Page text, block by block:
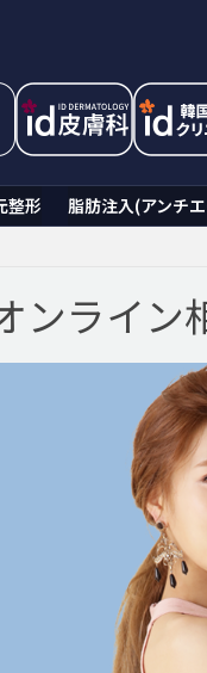
整形 脂肪注入(アンチ
ンライン